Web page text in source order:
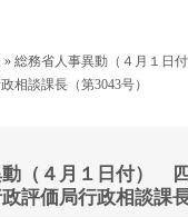
» 総務省人事異動（４月１日
相談課長（第3043号）
（４月１日付）
評価局行政相談課